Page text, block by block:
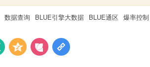
数据查询 BLUE引擎大数据 BLUE通区 爆率控制